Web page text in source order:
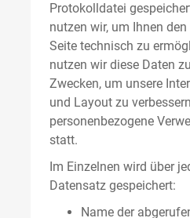
Protokolldatei
nutzen wir, um Ihnen
Seite technisch zu
nutzen wir diese Daten
Zwecken, um unsere
und Layout zu
personenbezogene
statt.
Im Einzelnen wird über
Datensatz gespeichert:
Name der